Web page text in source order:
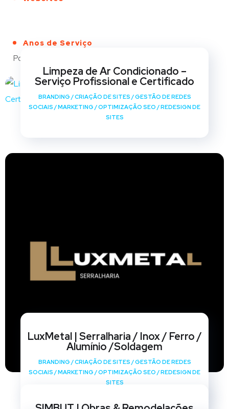
Anos de Serviço
Portfólio
Limpeza de Ar Condicionado –
Serviço Profissional e Certificado
BRANDING /CRIAÇÃO DE SITES /GESTÃO DE REDES
SOCIAIS /MARKETING /OPTIMIZAÇÃO SEO /REDESIGN DE
SITES
LuxMetal | Serralharia / Inox / Ferro /
Alumínio /Soldagem
BRANDING /CRIAÇÃO DE SITES /GESTÃO DE REDES
SOCIAIS /MARKETING /OPTIMIZAÇÃO SEO /REDESIGN DE
SITES